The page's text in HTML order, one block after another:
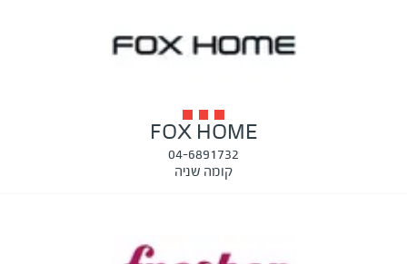
FOX HOME
04-6891732
קומה שניה